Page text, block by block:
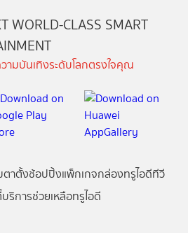
WORLD-CLASS SMART
ามบันเทิงระดับโลกตรงใจคุณ
ตาตั้งช้อปปิ้งแพ็กเกจกล่องทรูไอดีทีวี
บริการช่วยเหลือทรูไอดี